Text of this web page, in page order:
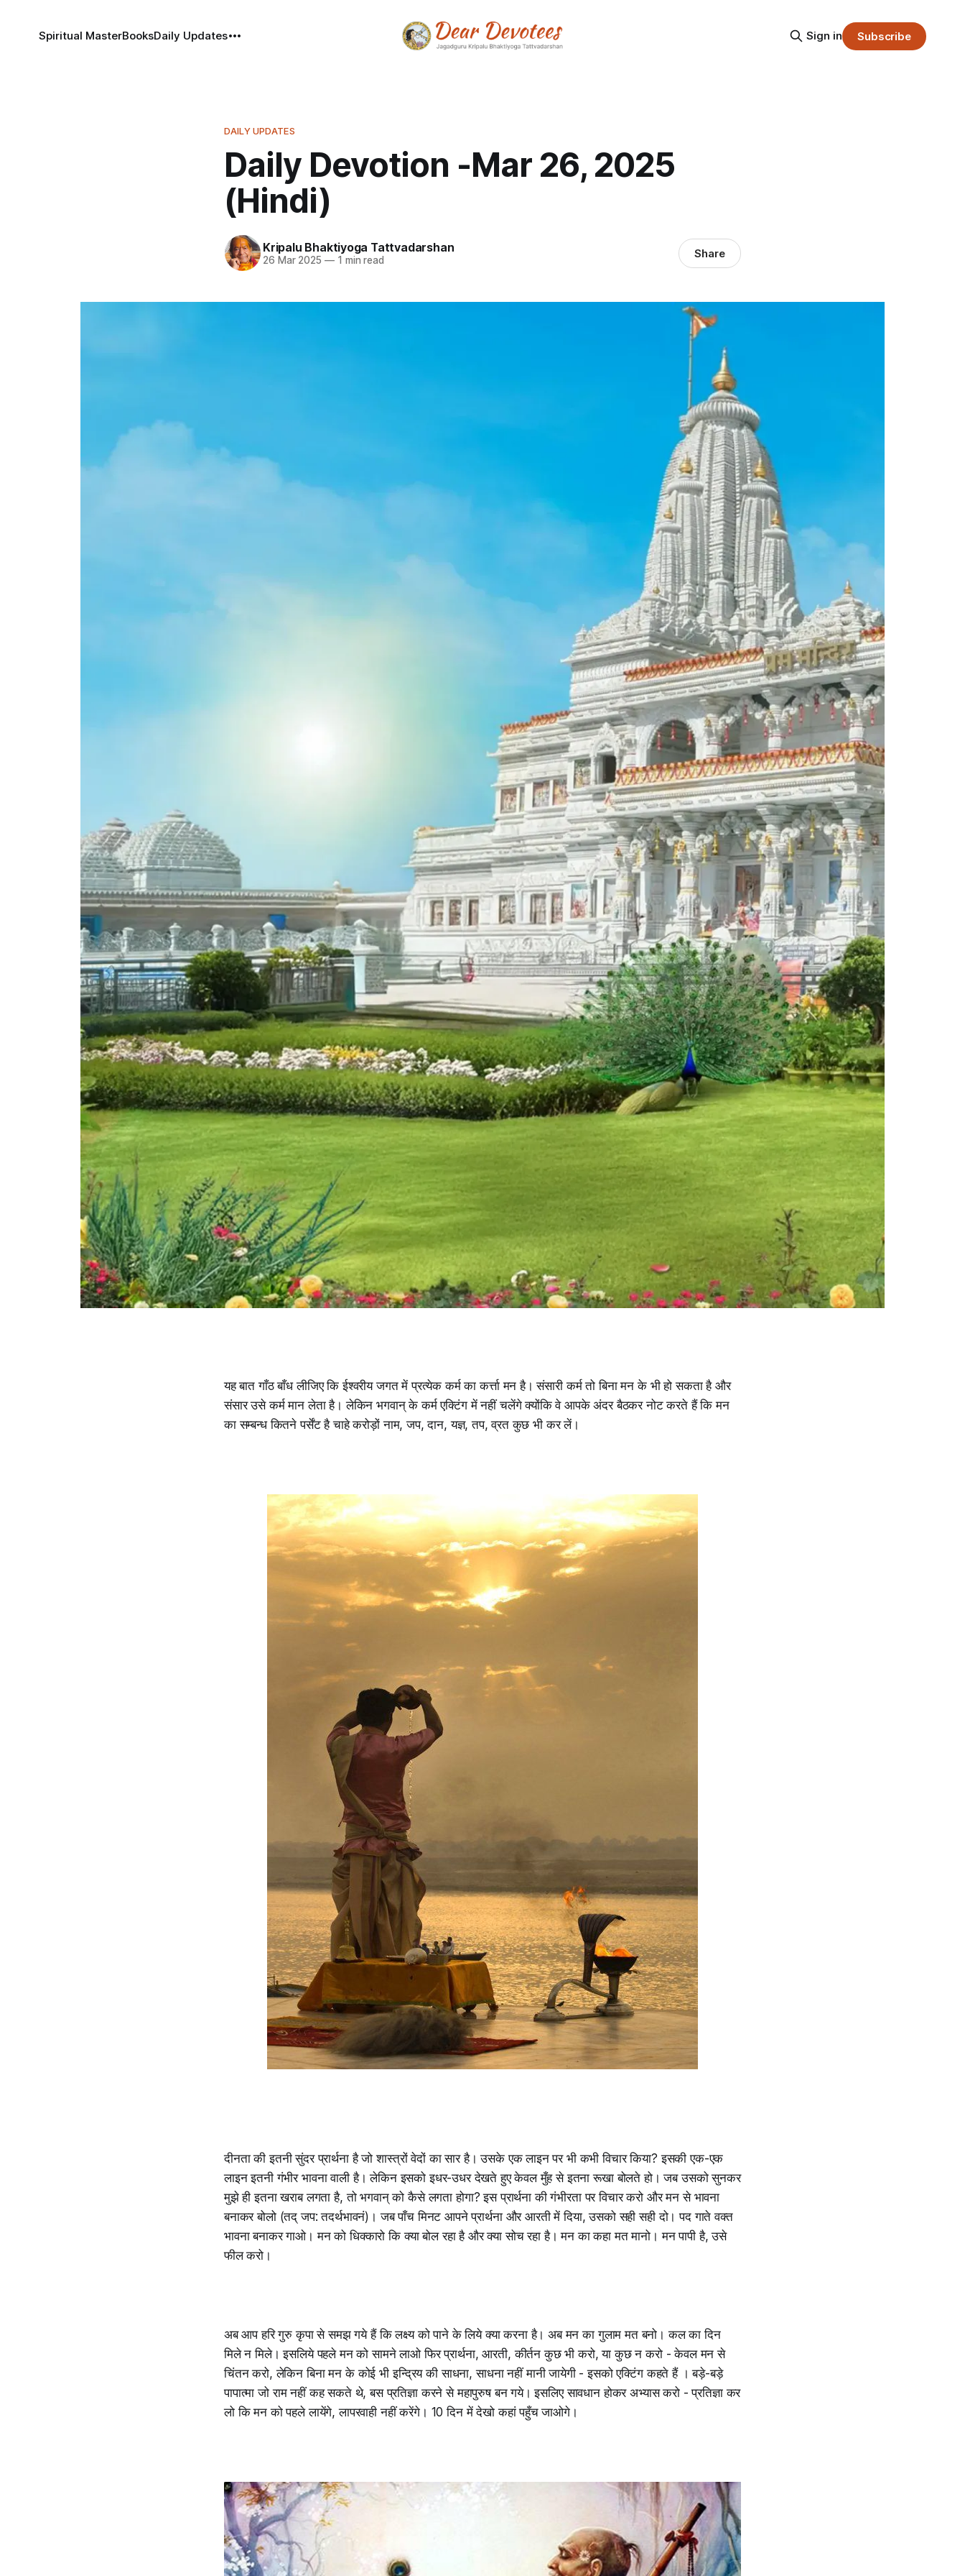
Spiritual MasterBooksDaily Updates Sign in Subscribe
DAILY UPDATES
Daily Devotion -Mar 26, 2025
(Hindi)
Kripalu Bhaktiyoga Tattvadarshan
26 Mar 2025 —1 min read Share
यह बात गाँठ बाँध लीजिए कि ईश्वरीय जगत में प्रत्येक कर्म का कर्त्ता मन है। संसारी कर्म तो बिना मन के भी हो सकता है और
संसार उसे कर्म मान लेता है। लेकिन भगवान् के कर्म एक्टिंग में नहीं चलेंगे क्योंकि वे आपके अंदर बैठकर नोट करते हैं कि मन
का सम्बन्ध कितने पर्सेंट है चाहे करोड़ों नाम, जप, दान, यज्ञ, तप, व्रत कुछ भी कर लें।
दीनता की इतनी सुंदर प्रार्थना है जो शास्त्रों वेदों का सार है। उसके एक लाइन पर भी कभी विचार किया? इसकी एक-एक
लाइन इतनी गंभीर भावना वाली है। लेकिन इसको इधर-उधर देखते हुए केवल मुँह से इतना रूखा बोलते हो। जब उसको सुनकर
मुझे ही इतना खराब लगता है, तो भगवान् को कैसे लगता होगा? इस प्रार्थना की गंभीरता पर विचार करो और मन से भावना
बनाकर बोलो (तद् जप: तदर्थभावनं)। जब पाँच मिनट आपने प्रार्थना और आरती में दिया, उसको सही सही दो। पद गाते वक्त
भावना बनाकर गाओ। मन को धिक्कारो कि क्या बोल रहा है और क्या सोच रहा है। मन का कहा मत मानो। मन पापी है, उसे
फील करो।
अब आप हरि गुरु कृपा से समझ गये हैं कि लक्ष्य को पाने के लिये क्या करना है। अब मन का गुलाम मत बनो। कल का दिन
मिले न मिले। इसलिये पहले मन को सामने लाओ फिर प्रार्थना, आरती, कीर्तन कुछ भी करो, या कुछ न करो - केवल मन से
चिंतन करो, लेकिन बिना मन के कोई भी इन्द्रिय की साधना, साधना नहीं मानी जायेगी - इसको एक्टिंग कहते हैं । बड़े-बड़े
पापात्मा जो राम नहीं कह सकते थे, बस प्रतिज्ञा करने से महापुरुष बन गये। इसलिए सावधान होकर अभ्यास करो - प्रतिज्ञा कर
लो कि मन को पहले लायेंगे, लापरवाही नहीं करेंगे। 10 दिन में देखो कहां पहुँच जाओगे।